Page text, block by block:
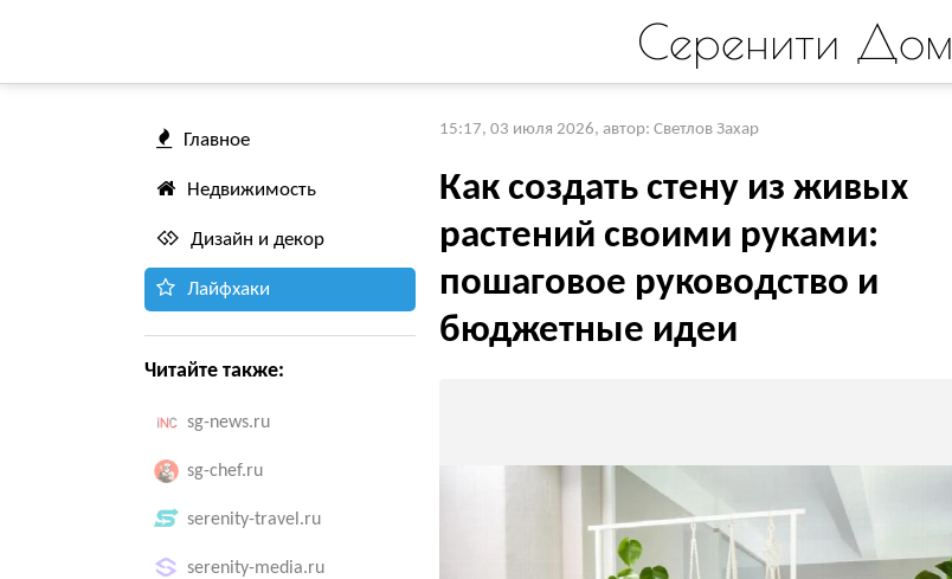
Серенити Дом
Главное
Недвижимость
Дизайн и декор
Лайфхаки
Читайте также:
sg-news.ru
sg-chef.ru
serenity-travel.ru
serenity-media.ru
15:17, 03 июля 2026, автор: Светлов Захар
Как создать стену из живых
растений своими руками:
пошаговое руководство и
бюджетные идеи